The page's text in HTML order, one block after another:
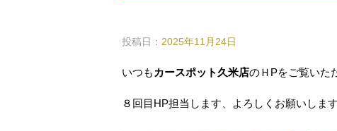
投稿日： 2025年11月24日
いつも カースポット久米店のＨPをご覧いた
８回目HP担当します、よろしくお願いします